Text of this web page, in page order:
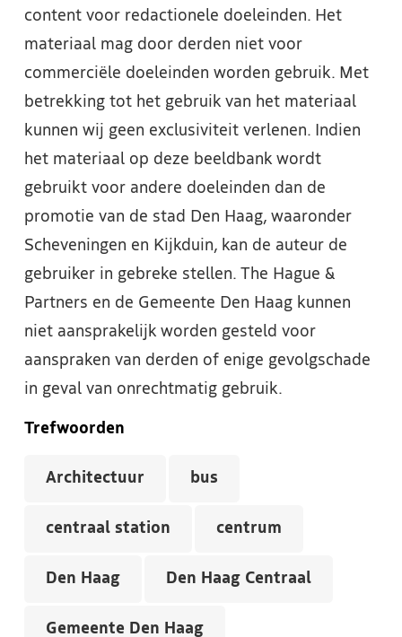
content voor redactionele doeleinden. Het
materiaal mag door derden niet voor
commerciële doeleinden worden gebruik. Met
betrekking tot het gebruik van het materiaal
kunnen wij geen exclusiviteit verlenen. Indien
het materiaal op deze beeldbank wordt
gebruikt voor andere doeleinden dan de
promotie van de stad Den Haag, waaronder
Scheveningen en Kijkduin, kan de auteur de
gebruiker in gebreke stellen. The Hague &
Partners en de Gemeente Den Haag kunnen
niet aansprakelijk worden gesteld voor
aanspraken van derden of enige gevolgschade
in geval van onrechtmatig gebruik.
Trefwoorden
Architectuur bus
centraal station centrum
Den Haag Den Haag Centraal
Gemeente Den Haag